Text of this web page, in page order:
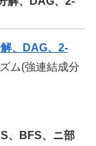
、DAG、2-
ム(強連結成分
、BFS、ニ部